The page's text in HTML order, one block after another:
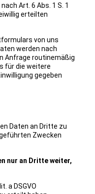
Art. 6 Abs. 1 S. 1
erteilten
von uns
werden nach
Anfrage routinemäßig
für die weitere
gegeben
Daten an Dritte zu
Zwecken
nur an Dritte weiter,
a DSGVO